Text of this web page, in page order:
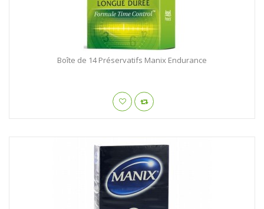
Boîte de 14 Préservatifs Manix Endurance